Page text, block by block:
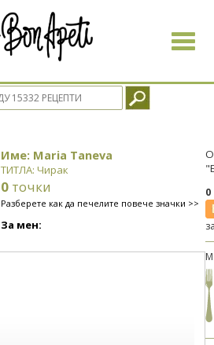
Toggle
Име: Maria Taneva
ТИТЛА: Чирак
0 точки
Разберете как да печелите повече значки >>
За мен: